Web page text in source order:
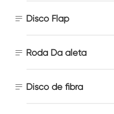
 Disco Flap
 Roda Da aleta
 Disco de fibra